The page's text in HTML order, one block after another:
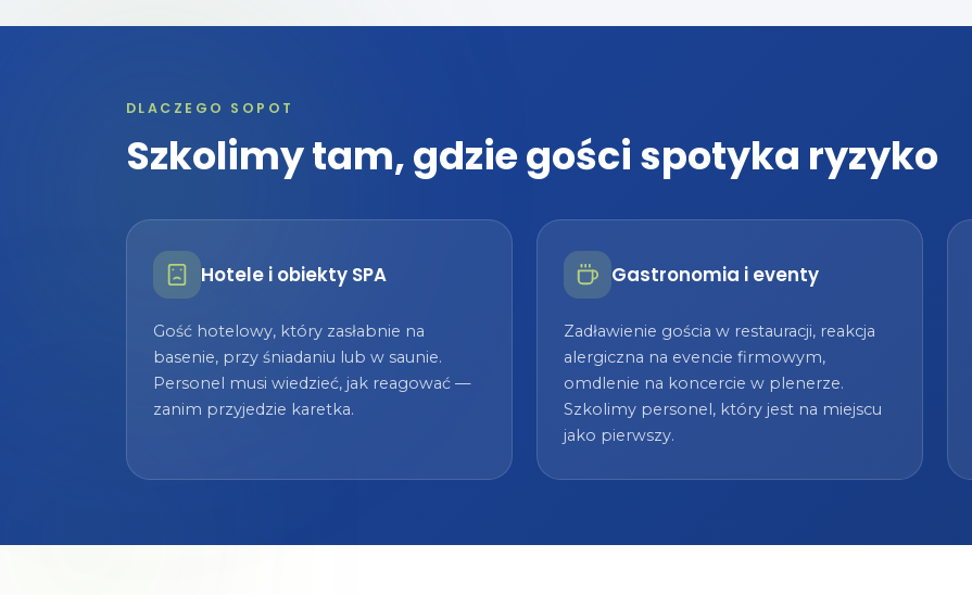
DLACZEGO SOPOT
Szkolimy tam, gdzie gości spotyka ryzyko
Hotele i obiekty SPA
Gość hotelowy, który zasłabnie na
basenie, przy śniadaniu lub w saunie.
Personel musi wiedzieć, jak reagować —
zanim przyjedzie karetka.
Gastronomia i eventy
Zadławienie gościa w restauracji, reakcja
alergiczna na evencie firmowym,
omdlenie na koncercie w plenerze.
Szkolimy personel, który jest na miejscu
jako pierwszy.